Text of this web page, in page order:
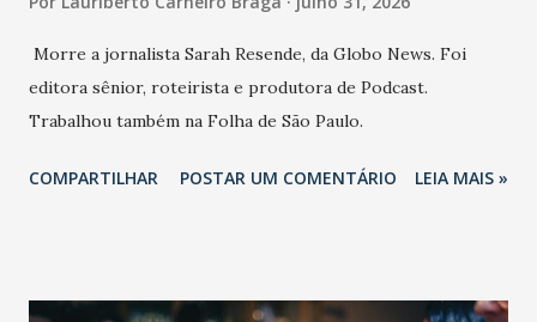
Morre a jornalista Sarah Resende, da Globo News. Foi
editora sênior, roteirista e produtora de Podcast.
Trabalhou também na Folha de São Paulo.
COMPARTILHAR POSTAR UM COMENTÁRIO LEIA MAIS »